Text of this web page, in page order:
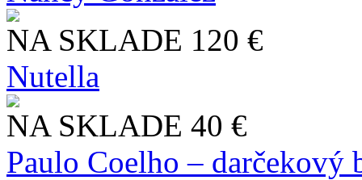
NA SKLADE 120 €
Nutella
NA SKLADE 40 €
Paulo Coelho – darčekový